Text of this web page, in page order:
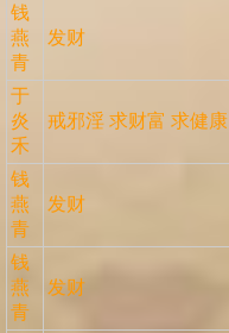
钱
燕
青
发财
于
炎
禾
戒邪淫 求财富 求健康
钱
燕
青
发财
钱
燕
青
发财